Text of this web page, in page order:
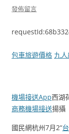
發佈留言
包車旅遊價格 九
機場接送App西湖
商務機場接送揚攝
國民網杭州7月2“